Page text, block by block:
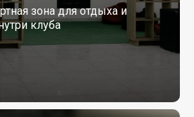
зона для отдыха и
клуба